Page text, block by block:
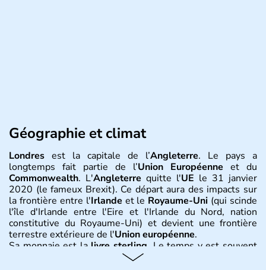
Géographie et climat
Londres est la capitale de l’Angleterre. Le pays a
longtemps fait partie de l’Union Européenne et du
Commonwealth. L'Angleterre quitte l'UE le 31 janvier
2020 (le fameux Brexit). Ce départ aura des impacts sur
la frontière entre l'Irlande et le Royaume-Uni (qui scinde
l'île d'Irlande entre l'Eire et l'Irlande du Nord, nation
constitutive du Royaume-Uni) et devient une frontière
terrestre extérieure de l'Union européenne.
Sa monnaie est lalivre sterling . Le temps y est souvent
instable avec de nombreuses précipitations : il s’agit d’un